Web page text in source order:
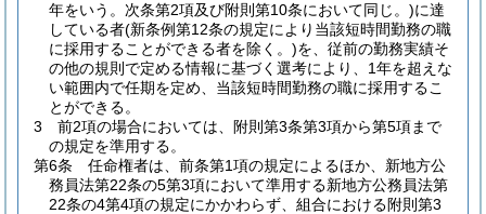
年をいう。次条第2項及び附則第10条において同じ。)に達
している者(新条例第12条の規定により当該短時間勤務の職
に採用することができる者を除く。)を、従前の勤務実績そ
の他の規則で定める情報に基づく選考により、1年を超えな
い範囲内で任期を定め、当該短時間勤務の職に採用するこ
とができる。
3
前2項の場合においては、附則第3条第3項から第5項まで
の規定を準用する。
第6条
任命権者は、前条第1項の規定によるほか、新地方公
務員法第22条の5第3項において準用する新地方公務員法第
22条の4第4項の規定にかかわらず、組合における附則第3